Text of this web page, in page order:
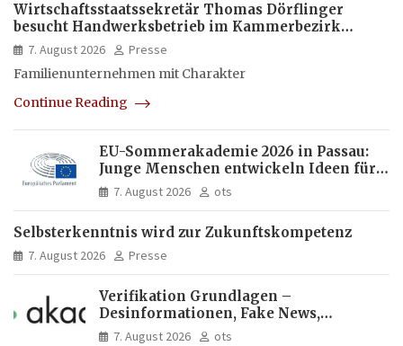
Wirtschaftsstaatssekretär Thomas Dörflinger
besucht Handwerksbetrieb im Kammerbezirk
Freiburg
7. August 2026
Presse
Familienunternehmen mit Charakter
Continue Reading
EU-Sommerakademie 2026 in Passau:
Junge Menschen entwickeln Ideen für
Europas Zukunft
7. August 2026 ots
Selbsterkenntnis wird zur Zukunftskompetenz
7. August 2026 Presse
Verifikation Grundlagen –
Desinformationen, Fake News,
manipulierte Inhalte | dpa-Akademie
7. August 2026 ots